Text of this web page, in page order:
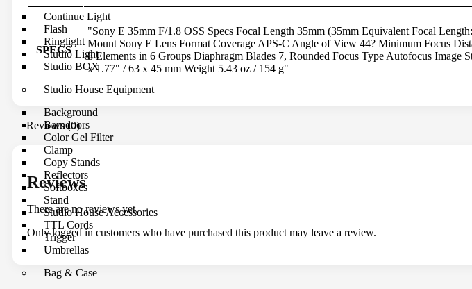
Continue Light
Flash
Ringlight
Studio Light
Studio BOX
Studio House Equipment
Background
Barndoors
Color Gel Filter
Clamp
Copy Stands
Reflectors
Softboxes
Stand
Studio House Accessories
TTL Cords
Trigger
Umbrellas
Bag & Case
SPECS
"Sony E 35mm F/1.8 OSS Specs Focal Length 35mm (35mm Equivalent Focal
Mount Sony E Lens Format Coverage APS-C Angle of View 44? Minimum Focus
8 Elements in 6 Groups Diaphragm Blades 7, Rounded Focus Type Autofocus Image
x 1.77" / 63 x 45 mm Weight 5.43 oz / 154 g"
Reviews (0)
Reviews
There are no reviews yet.
Only logged in customers who have purchased this product may leave a review.